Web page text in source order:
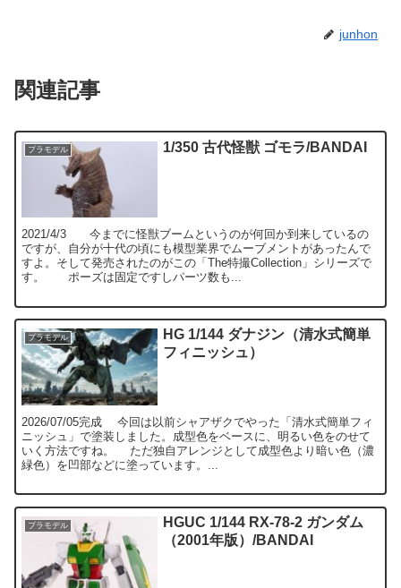
junhon
関連記事
プラモデル 1/350 古代怪獣 ゴモラ/BANDAI
2021/4/3 今までに怪獣ブームというのが何回か到来しているの
ですが、自分が十代の頃にも模型業界でムーブメントがあったんで
すよ。そして発売されたのがこの「The特撮Collection」シリーズで
す。 ポーズは固定ですしパーツ数も...
プラモデル
HG 1/144 ダナジン（清水式簡単
フィニッシュ）
2026/07/05完成 今回は以前シャアザクでやった「清水式簡単フィ
ニッシュ」で塗装しました。成型色をベースに、明るい色をのせて
いく方法ですね。 ただ独自アレンジとして成型色より暗い色（濃
緑色）を凹部などに塗っています。...
プラモデル
HGUC 1/144 RX-78-2 ガンダム
（2001年版）/BANDAI